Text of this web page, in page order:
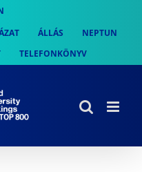
ÁLLÁS
NEPTUN
TELEFONKÖNYV